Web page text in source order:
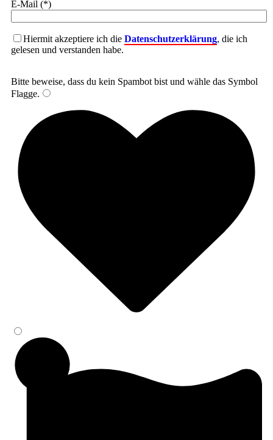
E-Mail (*)
Hiermit akzeptiere ich die Datenschutzerklärung, die ich
gelesen und verstanden habe.
Bitte beweise, dass du kein Spambot bist und wähle das Symbol
Flagge.